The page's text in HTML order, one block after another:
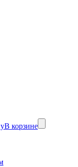
В корзине